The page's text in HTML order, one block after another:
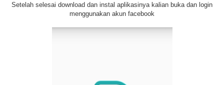
Setelah selesai download dan instal aplikasinya kalian buka dan login
menggunakan akun facebook